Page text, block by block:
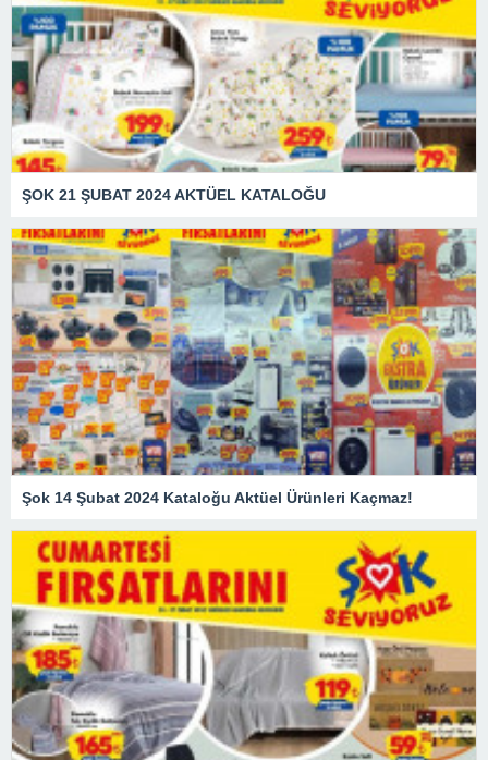
ŞOK 21 ŞUBAT 2024 AKTÜEL KATALOĞU
Şok 14 Şubat 2024 Kataloğu Aktüel Ürünleri Kaçmaz!